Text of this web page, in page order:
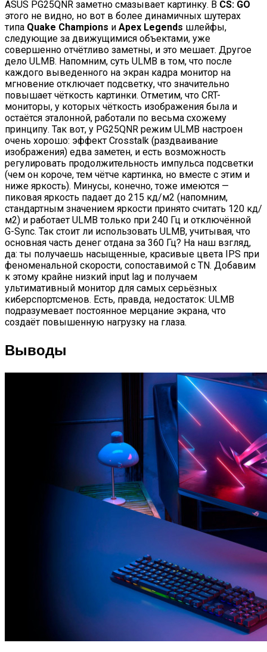
ASUS PG25QNR заметно смазывает картинку. В CS: GO
этого не видно, но вот в более динамичных шутерах
типа Quake Champions и Apex Legends шлейфы,
следующие за движущимися объектами, уже
совершенно отчётливо заметны, и это мешает. Другое
дело ULMB. Напомним, суть ULMB в том, что после
каждого выведенного на экран кадра монитор на
мгновение отключает подсветку, что значительно
повышает чёткость картинки. Отметим, что CRT-
мониторы, у которых чёткость изображения была и
остаётся эталонной, работали по весьма схожему
принципу. Так вот, у PG25QNR режим ULMB настроен
очень хорошо: эффект Crosstalk (раздваивание
изображения) едва заметен, и есть возможность
регулировать продолжительность импульса подсветки
(чем он короче, тем чётче картинка, но вместе с этим и
ниже яркость). Минусы, конечно, тоже имеются —
пиковая яркость падает до 215 кд/м2 (напомним,
стандартным значением яркости принято считать 120 кд/
м2) и работает ULMB только при 240 Гц и отключённой
G-Sync. Так стоит ли использовать ULMB, учитывая, что
основная часть денег отдана за 360 Гц? На наш взгляд,
да: ты получаешь насыщенные, красивые цвета IPS при
феноменальной скорости, сопоставимой с TN. Добавим
к этому крайне низкий input lag и получаем
ультимативный монитор для самых серьёзных
киберспортсменов. Есть, правда, недостаток: ULMB
подразумевает постоянное мерцание экрана, что
создаёт повышенную нагрузку на глаза.
Выводы